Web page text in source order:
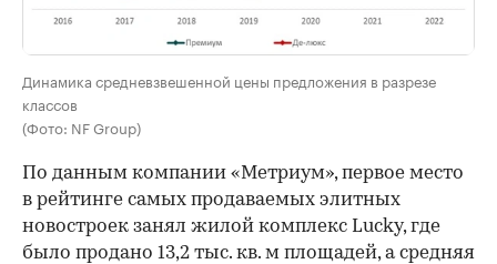
Динамика средневзвешенной цены предложения в разрезе
классов
(Фото: NF Group)
По данным компании «Метриум», первое место
в рейтинге самых продаваемых элитных
новостроек занял жилой комплекс Lucky, где
было продано 13,2 тыс. кв. м площадей, а средняя